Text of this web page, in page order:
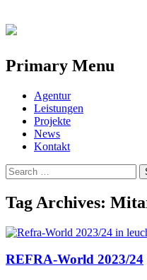
Primary Menu
Skip
content
Agentur
Leistungen
Projekte
News
Kontakt
Search
for:
Tag Archives:
REFRA-World 2023/24